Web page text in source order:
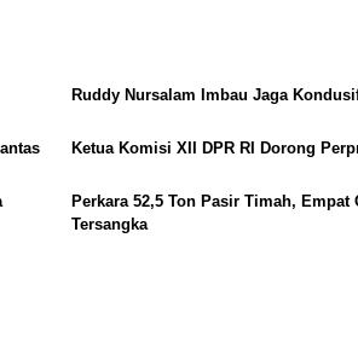
Ruddy Nursalam Imbau Jaga
Ketua Komisi XII DPR RI Dorong
Perkara 52,5 Ton Pasir Timah, Empat
Tersangka